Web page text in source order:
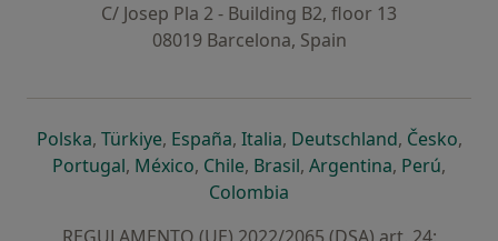
C/ Josep Pla 2 - Building B2, floor 13
08019 Barcelona, Spain
Polskaabre num novo separador
, Türkiyeabre num novo separador
, Españaabre num novo separador
, Italiaabre num novo
, Deutschlandabre num
, Česko,
Portugalabre num novo separador
, Méxicoabre num novo separador
, Chileabre num novo separador
, Brasilabre num novo
, Argentinaabre num
, Perúabre
,
Colombia